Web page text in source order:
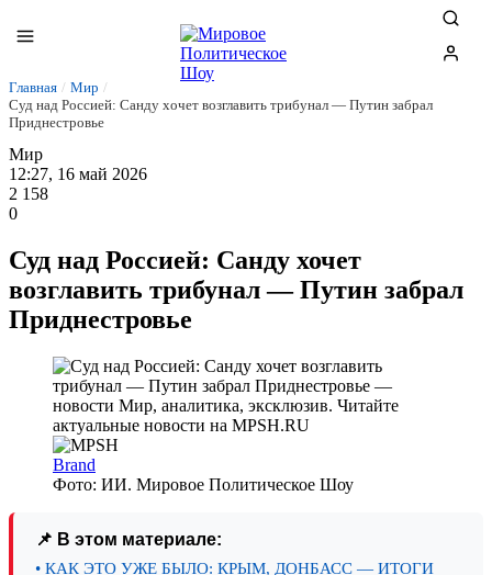
Главная / Мир /
Суд над Россией: Санду хочет возглавить трибунал — Путин забрал
Приднестровье
Мир
12:27, 16 май 2026
2 158
0
Суд над Россией: Санду хочет
возглавить трибунал — Путин забрал
Приднестровье
Brand
Фото: ИИ. Мировое Политическое Шоу
📌 В этом материале:
• КАК ЭТО УЖЕ БЫЛО: КРЫМ, ДОНБАСС — ИТОГИ